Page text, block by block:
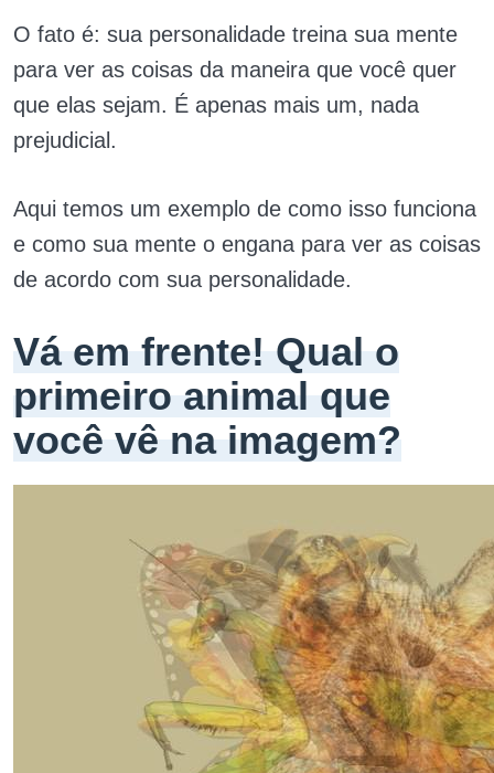
O fato é: sua personalidade treina sua mente
para ver as coisas da maneira que você quer
que elas sejam. É apenas mais um, nada
prejudicial.
Aqui temos um exemplo de como isso funciona
e como sua mente o engana para ver as coisas
de acordo com sua personalidade.
Vá em frente! Qual o
primeiro animal que
você vê na imagem?